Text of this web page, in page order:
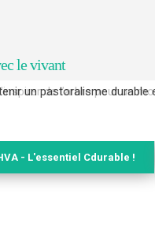
le vivant
de l’arbre pour un
- L'essentiel Cdurable !